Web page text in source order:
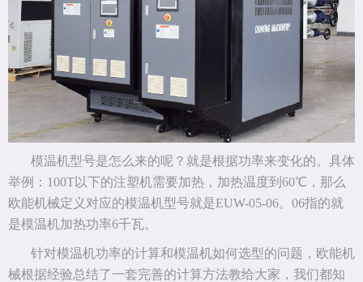
模温机型号是怎么来的呢？就是根据功率来变化的。具体
举例：100T以下的注塑机需要加热，加热温度到60℃，那么
欧能机械定义对应的模温机型号就是EUW-05-06。06指的就
是模温机加热功率6千瓦。
针对模温机功率的计算和模温机如何选型的问题，欧能机
械根据经验总结了一套完善的计算方法教给大家，我们都知